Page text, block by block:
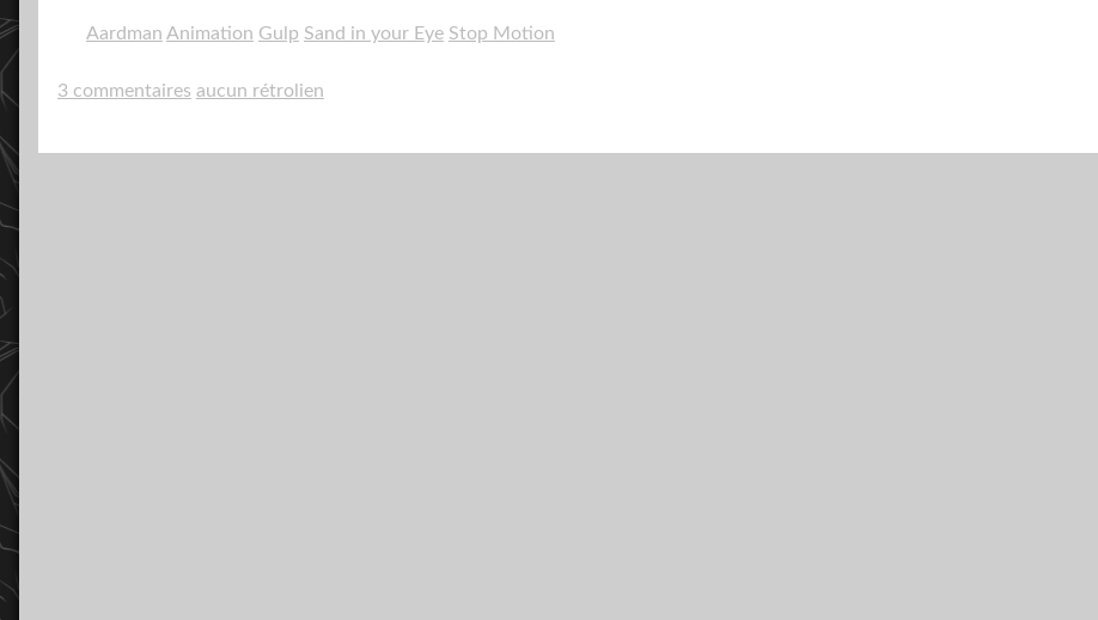
Aardman Animation Gulp Sand in your Eye Stop Motion
3 commentaires aucun rétrolien